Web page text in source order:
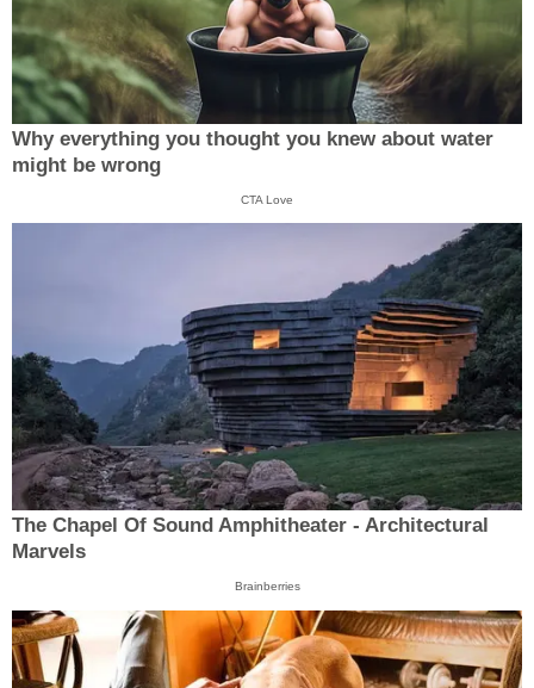
Why everything you thought you knew about water
might be wrong
CTA Love
The Chapel Of Sound Amphitheater - Architectural
Marvels
Brainberries